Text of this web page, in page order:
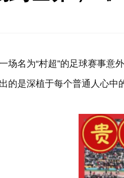
场名为“村超”的足球赛事
的是深植于每个普通人心